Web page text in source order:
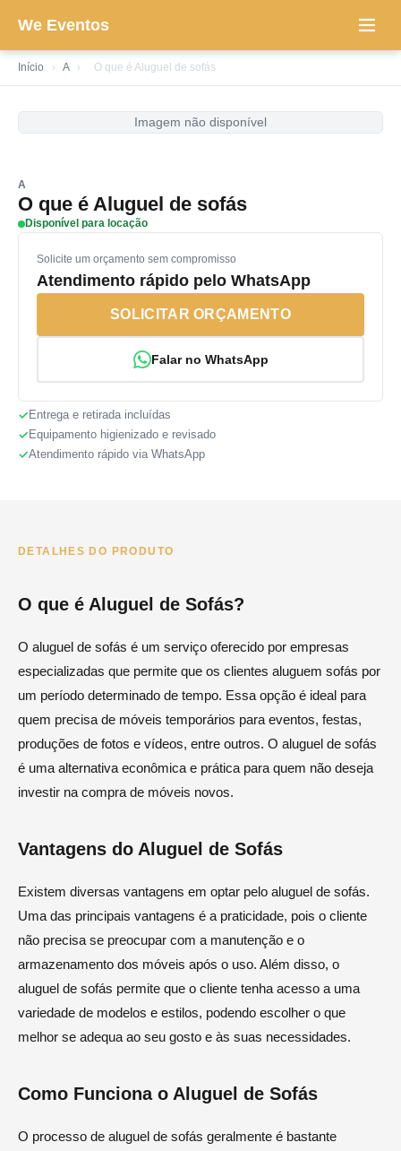
We Eventos
Início › A › O que é Aluguel de sofás
Imagem não disponível
A
O que é Aluguel de sofás
Disponível para locação
Solicite um orçamento sem compromisso
Atendimento rápido pelo WhatsApp
SOLICITAR ORÇAMENTO
Falar no WhatsApp
Entrega e retirada incluídas
Equipamento higienizado e revisado
Atendimento rápido via WhatsApp
DETALHES DO PRODUTO
O que é Aluguel de Sofás?
O aluguel de sofás é um serviço oferecido por empresas
especializadas que permite que os clientes aluguem sofás por
um período determinado de tempo. Essa opção é ideal para
quem precisa de móveis temporários para eventos, festas,
produções de fotos e vídeos, entre outros. O aluguel de sofás
é uma alternativa econômica e prática para quem não deseja
investir na compra de móveis novos.
Vantagens do Aluguel de Sofás
Existem diversas vantagens em optar pelo aluguel de sofás.
Uma das principais vantagens é a praticidade, pois o cliente
não precisa se preocupar com a manutenção e o
armazenamento dos móveis após o uso. Além disso, o
aluguel de sofás permite que o cliente tenha acesso a uma
variedade de modelos e estilos, podendo escolher o que
melhor se adequa ao seu gosto e às suas necessidades.
Como Funciona o Aluguel de Sofás
O processo de aluguel de sofás geralmente é bastante